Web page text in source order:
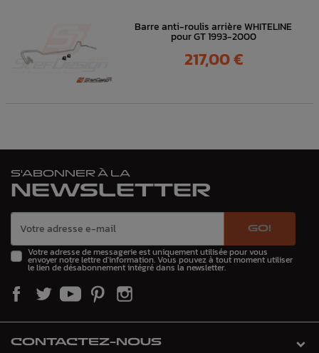
Barre anti-roulis arrière WHITELINE
pour GT 1993-2000
Prix
217,00 €
S'ABONNER À LA
NEWSLETTER
GO!
Votre adresse de messagerie est uniquement utilisée pour vous
envoyer notre lettre d'information. Vous pouvez à tout moment utiliser
le lien de désabonnement intégré dans la newsletter.
CONTACTEZ-NOUS